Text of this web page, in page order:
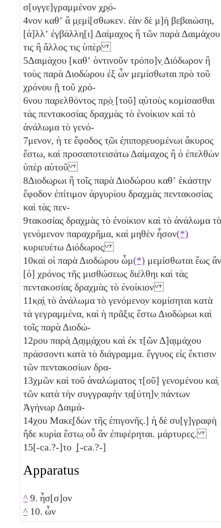
σ[υγγε]γραμμένον χ̣ρ̣ό-
4νον καθʼ ἃ μ̣εμί[σθωκεν. ἐὰν δὲ μ]ὴ βεβαιώσηι,
[ἀ]λλʼ ἐγβάλλη[ι] Δαίμαχος ἢ τῶν παρὰ Δαιμάχου
τις ἢ ἄλλος τις ὑπὲρ
5Δαιμάχου [καθʼ ὁντινοῦν τρόπο]ν̣ Διόδωρον ἢ
τοὺς παρὰ Διοδώρου ἐξ ὧν μεμίσθωται πρὸ τοῦ
χρόνου ᾒ̣ τοῦ χρό-
6νου παρελθόντος πρ̣ὸ̣ [τοῦ] α̣ὐτοὺς κομίσασθαι
τὰς πεντακοσίας δραχμὰς τὸ ἐνοίκιον καὶ τὸ
ἀνάλωμα τὸ γενό-
7μενον, ἡ τε ἔφοδος τ̣ῶι ἐ̣πιπορ̣ευομένωι ἄκυρος
ἔστω, καὶ προσαποτεισάτω Δαίμαχος ἢ ὁ ἐπελθὼν
ὑπὲρ αὐτοῦ
8Διοδω̣ρωι ἢ τοῖς παρὰ Διοδώρου καθʼ ἑκάστην
ἔφοδον ἐπίτιμον ἀργυρίου δραχμὰς πεντακοσίας
καὶ τὰς πεν-
9τακοσίας δραχμὰς τὸ ἐνοίκιον καὶ τὸ ἀνάλωμα τὸ
γενόμενον παραχρῆμα, καὶ μηθὲν ἧσον(*)
κυριευέτω Διόδωρος
10καὶ οἱ παρὰ Διοδώρου ὧμ(*) μεμίσθωται ἕως ἂν
[ὁ] χρόνος τῆς μισθώσεως διέλθηι καὶ τὰς
πεντακοσίας δραχμὰς τὸ ἐνοίκιον
11κ̣α̣ὶ̣ τὸ ἀνάλωμα τὸ γενόμενο̣ν κομίσηται κατὰ
τὰ γεγραμμένα, καὶ ἡ πρᾶξις ἔστω Διοδώρωι καὶ
τοῖς παρὰ Διοδώ-
12ρου παρὰ̣ Δ̣α̣ιμ̣ά̣χου καὶ ἐκ τ[ῶν Δ]α̣ιμάχου
πράσσοντι κατὰ τὸ διάγραμμα. ἔγγυος εἰς ἔκτισιν
τῶν πεντακοσίων δρα-
13χμῶν καὶ τοῦ ἀναλώματος τ[οῦ] γενομένου καὶ̣
τῶν κατὰ τὴν συγγραφὴν τ̣α̣[ύτη]ν̣ πάντων
Ἀγήνωρ Δαιμά-
14χου Μακε̣[δὼν τῆς ἐπιγονῆς.] ἡ̣ δὲ συ[γ]γραφὴ
ἥδε κυρία ἔστω̣ οὗ ἂν ἐπιφέρηται. μάρτυρες.
15[-ca.?-]το ̣[-ca.?-]
Apparatus
^ 9. ἧσ[σ]ον
^ 10. ὧν